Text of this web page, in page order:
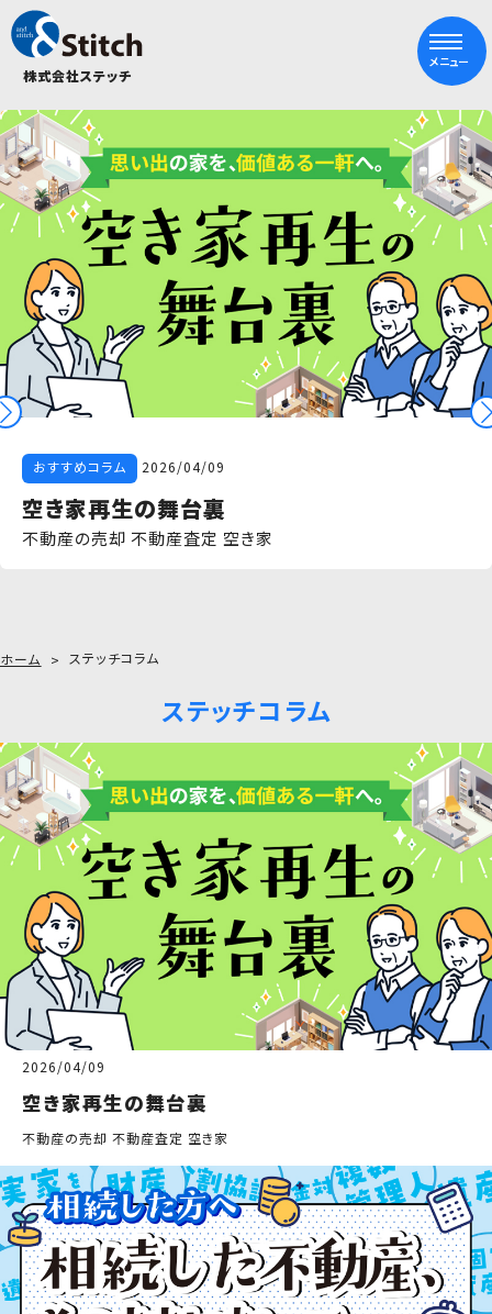
株式会社ステッチ
メニュー
おすすめコラム 2026/04/09
空き家再生の舞台裏
不動産の売却 不動産査定 空き家
ホーム ステッチコラム
ステッチコラム
2026/04/09
空き家再生の舞台裏
不動産の売却 不動産査定 空き家